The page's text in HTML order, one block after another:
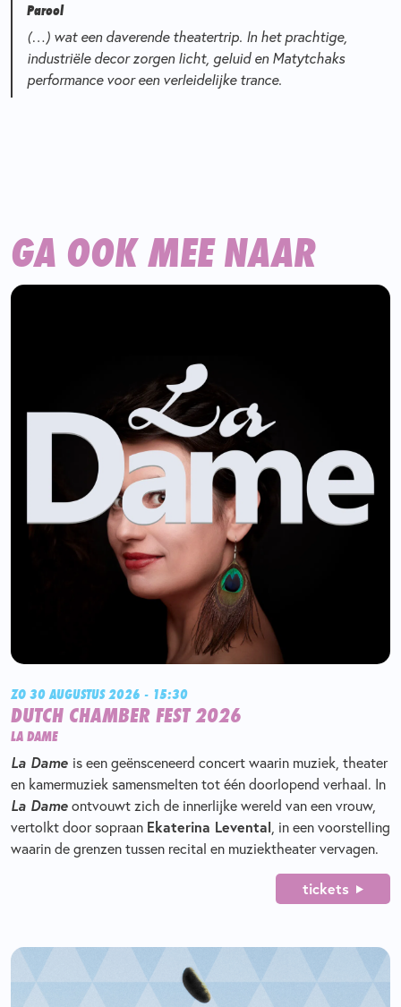
Parool
(…) wat een daverende theatertrip. In het prachtige,
industriële decor zorgen licht, geluid en Matytchaks
performance voor een verleidelijke trance.
GA OOK MEE NAAR
ZO 30 AUGUSTUS 2026 - 15:30
DUTCH CHAMBER FEST 2026
LA DAME
La Dame is een geënsceneerd concert waarin muziek, theater
en kamermuziek samensmelten tot één doorlopend verhaal. In
La Dameontvouwt zich de innerlijke wereld van een vrouw,
vertolkt door sopraan Ekaterina Levental , in een voorstelling
waarin de grenzen tussen recital en muziektheater vervagen.
tickets